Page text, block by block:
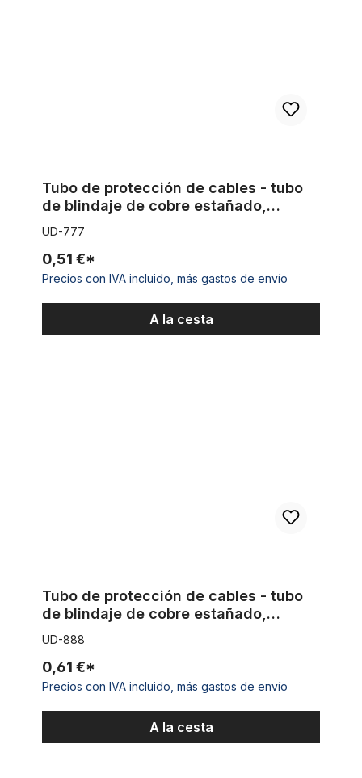
Tubo de protección de cables - tubo
de blindaje de cobre estañado,
vendido por metro O 3,5 -10 mm - 10
cm
UD-777
0,51 €*
Precios con IVA incluido, más gastos de envío
A la cesta
Tubo de protección de cables - tubo
de blindaje de cobre estañado,
vendido por metro O 8,5 -25 mm - 10
cm
UD-888
0,61 €*
Precios con IVA incluido, más gastos de envío
A la cesta